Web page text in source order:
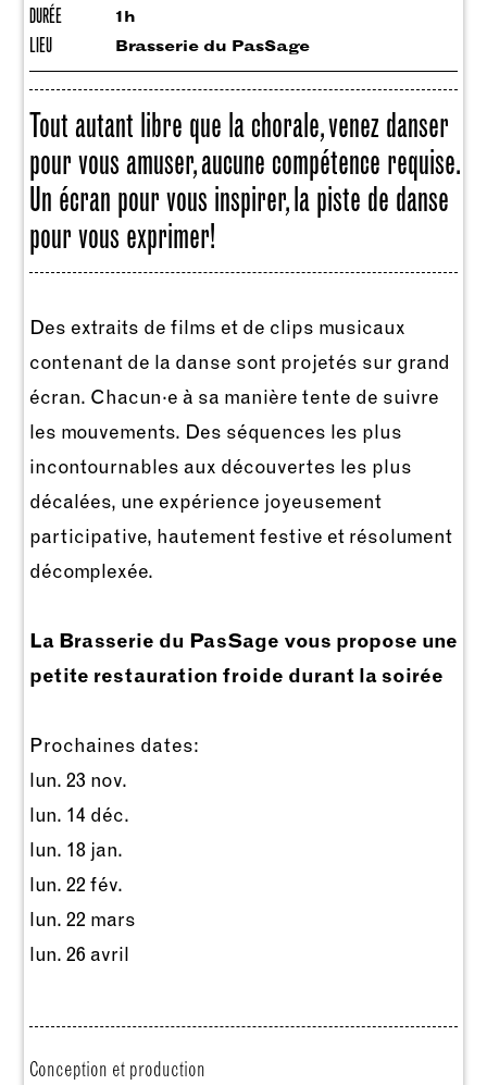
DURÉE 1h
LIEU Brasserie du PasSage
Tout autant libre que la chorale, venez danser
pour vous amuser, aucune compétence requise.
Un écran pour vous inspirer, la piste de danse
pour vous exprimer!
Des extraits de films et de clips musicaux
contenant de la danse sont projetés sur grand
écran. Chacun·e à sa manière tente de suivre
les mouvements. Des séquences les plus
incontournables aux découvertes les plus
décalées, une expérience joyeusement
participative, hautement festive et résolument
décomplexée.
La Brasserie du PasSage vous propose une
petite restauration froide durant la soirée
Prochaines dates:
lun. 23 nov.
lun. 14 déc.
lun. 18 jan.
lun. 22 fév.
lun. 22 mars
lun. 26 avril
Conception et production